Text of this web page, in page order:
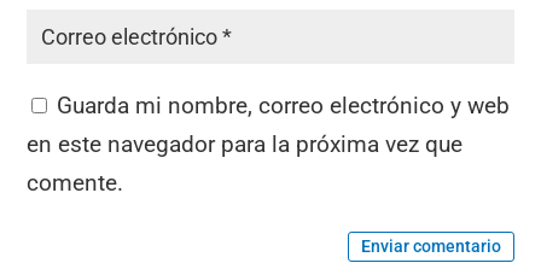
Guarda mi nombre, correo electrónico y web
en este navegador para la próxima vez que
comente.
Enviar comentario